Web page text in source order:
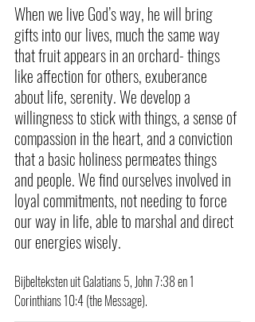
When we live God’s way, he will bring
gifts into our lives, much the same way
that fruit appears in an orchard- things
like affection for others, exuberance
about life, serenity. We develop a
willingness to stick with things, a sense of
compassion in the heart, and a conviction
that a basic holiness permeates things
and people. We find ourselves involved in
loyal commitments, not needing to force
our way in life, able to marshal and direct
our energies wisely.
Bijbelteksten uit Galatians 5, John 7:38 en 1
Corinthians 10:4 (the Message).